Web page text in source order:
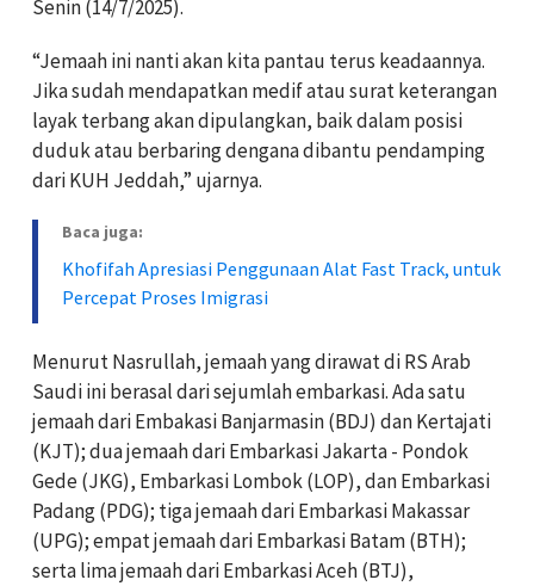
Senin (14/7/2025).
“Jemaah ini nanti akan kita pantau terus keadaannya.
Jika sudah mendapatkan medif atau surat keterangan
layak terbang akan dipulangkan, baik dalam posisi
duduk atau berbaring dengana dibantu pendamping
dari KUH Jeddah,” ujarnya.
Baca juga:
Khofifah Apresiasi Penggunaan Alat Fast Track, untuk
Percepat Proses Imigrasi
Menurut Nasrullah, jemaah yang dirawat di RS Arab
Saudi ini berasal dari sejumlah embarkasi. Ada satu
jemaah dari Embakasi Banjarmasin (BDJ) dan Kertajati
(KJT); dua jemaah dari Embarkasi Jakarta - Pondok
Gede (JKG), Embarkasi Lombok (LOP), dan Embarkasi
Padang (PDG); tiga jemaah dari Embarkasi Makassar
(UPG); empat jemaah dari Embarkasi Batam (BTH);
serta lima jemaah dari Embarkasi Aceh (BTJ),